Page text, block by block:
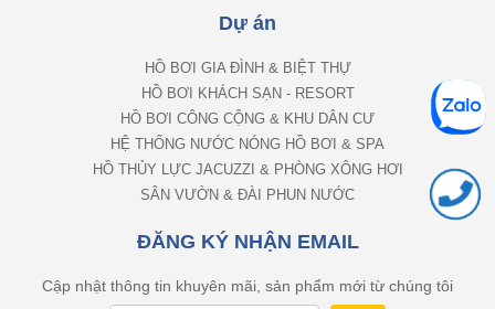
Dự án
HỒ BƠI GIA ĐÌNH & BIỆT THỰ
HỒ BƠI KHÁCH SẠN - RESORT
HỒ BƠI CÔNG CỘNG & KHU DÂN CƯ
HỆ THỐNG NƯỚC NÓNG HỒ BƠI & SPA
HỒ THỦY LỰC JACUZZI & PHÒNG XÔNG HƠI
SÂN VƯỜN & ĐÀI PHUN NƯỚC
ĐĂNG KÝ NHẬN EMAIL
Cập nhật thông tin khuyên mãi, sản phẩm mới từ chúng tôi